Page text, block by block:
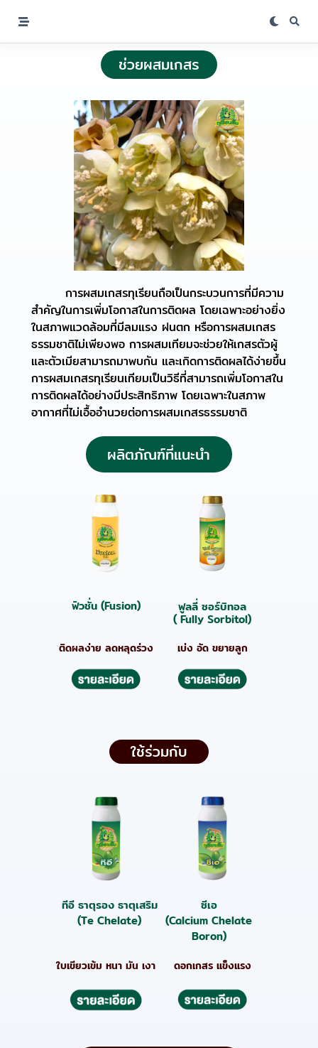
ช่วยผสมเกสร
การผสมเกสรทุเรียนถือเป็นกระบวนการที่มีความ
สำคัญในการเพิ่มโอกาสในการติดผล โดยเฉพาะอย่างยิ่ง
ในสภาพแวดล้อมที่มีลมแรง ฝนตก หรือการผสมเกสร
ธรรมชาติไม่เพียงพอ การผสมเทียมจะช่วยให้เกสรตัวผู้
และตัวเมียสามารถมาพบกัน และเกิดการติดผลได้ง่ายขึ้น
การผสมเกสรทุเรียนเทียมเป็นวิธีที่สามารถเพิ่มโอกาสใน
การติดผลได้อย่างมีประสิทธิภาพ โดยเฉพาะในสภาพ
อากาศที่ไม่เอื้ออำนวยต่อการผสมเกสรธรรมชาติ
ผลิตภัณฑ์ที่แนะนำ
ฟิวชั่น (Fusion) ฟูลลี่ ซอร์บิทอล
( Fully Sorbitol)
ติดผลง่าย ลดหลุดร่วง เบ่ง อัด ขยายลูก
ใช้ร่วมกับ
ทีอี ธาตุรอง ธาตุเสริม
(Te Chelate)
ซีเอ
(Calcium Chelate
Boron)
ใบเขียวเข้ม หนา มัน เงา ดอกเกสร แข็งแรง